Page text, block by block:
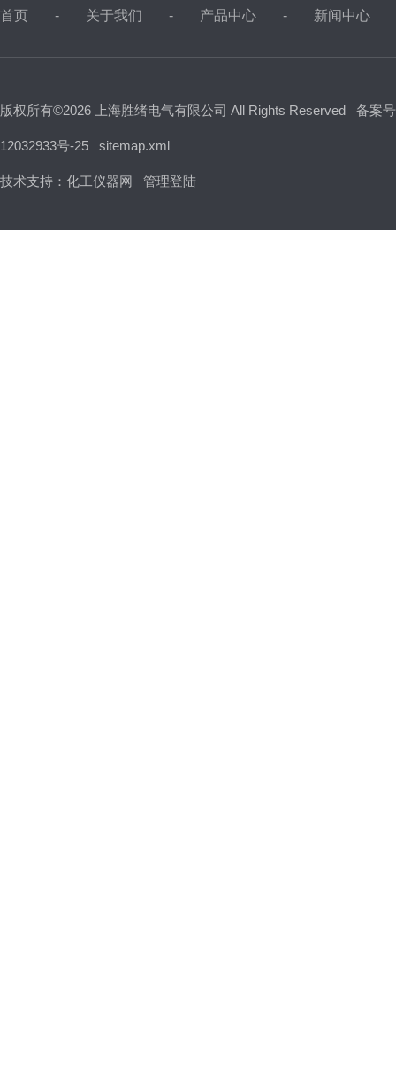
首页 关于我们 产品中心 新闻中心
版权所有©2026 上海胜绪电气有限公司 All Rights Reserved 备案
12032933号-25 sitemap.xml
技术支持： 化工仪器网 管理登陆